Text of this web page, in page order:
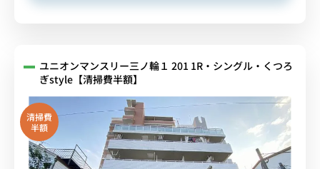
ユニオンマンスリー三ノ輪１ 201 1R・シングル・くつろ
ぎstyle【清掃費半額】
清掃費
半額